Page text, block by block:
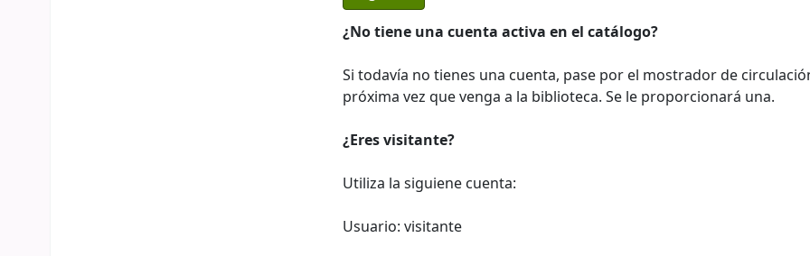
¿No tiene una cuenta activa en el catálogo?
Si todavía no tienes una cuenta, pase por el mostrador de
próxima vez que venga a la biblioteca. Se le proporcionará una.
¿Eres visitante?
Utiliza la siguiene cuenta:
Usuario: visitante